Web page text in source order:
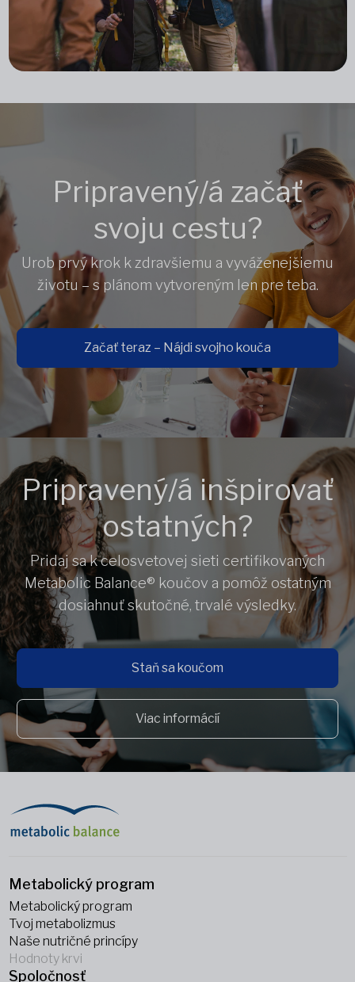
Pripravený/á začať
svoju cestu?
Urob prvý krok k zdravšiemu a vyváženejšiemu
životu – s plánom vytvoreným len pre teba.
Začať teraz – Nájdi svojho kouča
Pripravený/á inšpirovať
ostatných?
Pridaj sa k celosvetovej sieti certifikovaných
Metabolic Balance® koučov a pomôž ostatným
dosiahnuť skutočné, trvalé výsledky.
Staň sa koučom
Viac informácií
Metabolický program
Metabolický program
Tvoj metabolizmus
Naše nutričné princípy
Hodnoty krvi
Spoločnosť